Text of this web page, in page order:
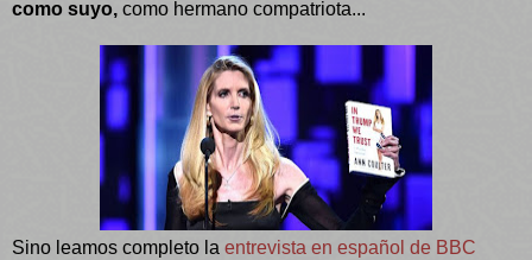
como suyo, como hermano compatriota...
Sino leamos completo la entrevista en español de BBC